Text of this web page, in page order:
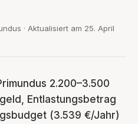
· Aktualisiert am 25. April
2.200–3.500
Entlastungsbetrag
(3.539 €/Jahr)